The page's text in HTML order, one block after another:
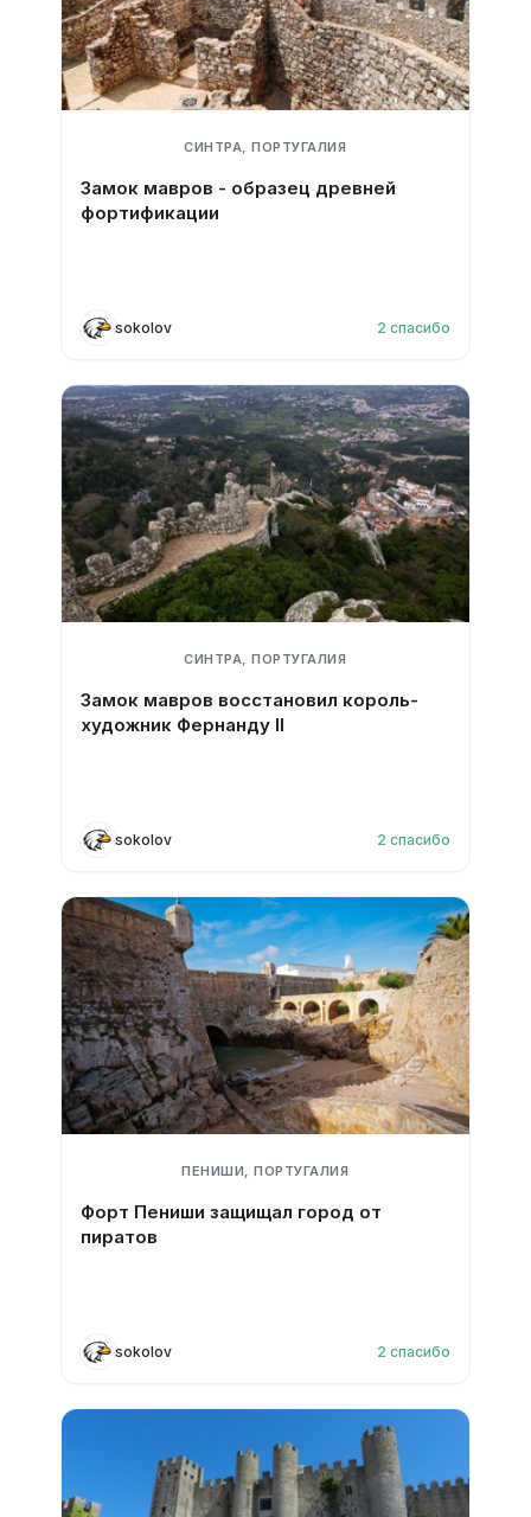
СИНТРА, ПОРТУГАЛИЯ
Замок мавров - образец древней
фортификации
sokolov 2 спасибо
СИНТРА, ПОРТУГАЛИЯ
Замок мавров восстановил король-
художник Фернанду II
sokolov 2 спасибо
ПЕНИШИ, ПОРТУГАЛИЯ
Форт Пениши защищал город от
пиратов
sokolov 2 спасибо